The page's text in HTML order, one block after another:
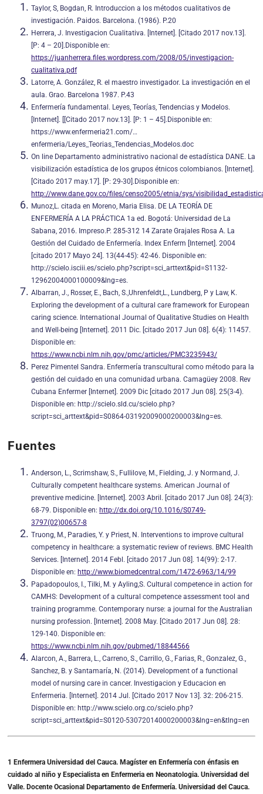
Taylor, S, Bogdan, R. Introduccion a los métodos cualitativos de
investigación. Paidos. Barcelona. (1986). P.20
Herrera, J. Investigacion Cualitativa. [Internet]. [Citado 2017 nov.13].
[P: 4 – 20].Disponible en:
https://juanherrera.files.wordpress.com/2008/05/investigacion-
cualitativa.pdf
Latorre, A. González, R. el maestro investigador. La investigación en el
aula. Grao. Barcelona 1987. P.43
Enfermería fundamental. Leyes, Teorías, Tendencias y Modelos.
[Internet]. [[Citado 2017 nov.13]. [P: 1 – 45].Disponible en:
https://www.enfermeria21.com/…
enfermeria/Leyes_Teorias_Tendencias_Modelos.doc
On line Departamento administrativo nacional de estadística DANE. La
visibilización estadística de los grupos étnicos colombianos. [Internet].
[Citado 2017 may.17]. [P: 29-30].Disponible en:
http://www.dane.gov.co/files/censo2005/etnia/sys/
Munoz,L. citada en Moreno, Maria Elisa. DE LA TEORÍA DE
ENFERMERÍA A LA PRÁCTICA 1a ed. Bogotá: Universidad de La
Sabana, 2016. Impreso.P. 285-312 14 Zarate Grajales Rosa A. La
Gestión del Cuidado de Enfermería. Index Enferm [Internet]. 2004
[citado 2017 Mayo 24]. 13(44-45): 42-46. Disponible en:
http://scielo.isciii.es/scielo.php?script=sci_arttext&pid=S1132-
12962004000100009&lng=es.
Albarran, J., Rosser, E., Bach, S.,Uhrenfeldt,L., Lundberg, P y Law, K.
Exploring the development of a cultural care framework for European
caring science. International Journal of Qualitative Studies on Health
and Well-being [Internet]. 2011 Dic. [citado 2017 Jun 08]. 6(4): 11457.
Disponible en:
https://www.ncbi.nlm.nih.gov/pmc/articles/PMC3235943/
Perez Pimentel Sandra. Enfermería transcultural como método para la
gestión del cuidado en una comunidad urbana. Camagüey 2008. Rev
Cubana Enfermer [Internet]. 2009 Dic [citado 2017 Jun 08]. 25(3-4).
Disponible en: http://scielo.sld.cu/scielo.php?
script=sci_arttext&pid=S0864-03192009000200003&lng=es.
Fuentes
Anderson, L., Scrimshaw, S., Fullilove, M., Fielding, J. y Normand, J.
Culturally competent healthcare systems. American Journal of
preventive medicine. [Internet]. 2003 Abril. [citado 2017 Jun 08]. 24(3):
68-79. Disponible en: http://dx.doi.org/10.1016/S0749-
3797(02)00657-8
Truong, M., Paradies, Y. y Priest, N. Interventions to improve cultural
competency in healthcare: a systematic review of reviews. BMC Health
Services. [Internet]. 2014 Febl. [citado 2017 Jun 08]. 14(99): 2-17.
Disponible en: http://www.biomedcentral.com/1472-6963/14/99
Papadopoulos, I., Tilki, M. y Ayling,S. Cultural competence in action for
CAMHS: Development of a cultural competence assessment tool and
training programme. Contemporary nurse: a journal for the Australian
nursing profession. [Internet]. 2008 May. [Citado 2017 Jun 08]. 28:
129-140. Disponible en:
https://www.ncbi.nlm.nih.gov/pubmed/18844566
Alarcon, A., Barrera, L., Carreno, S., Carrillo, G., Farias, R., Gonzalez, G.,
Sanchez, B. y Santamaría, N. (2014). Development of a functional
model of nursing care in cancer. Investigacion y Educacion en
Enfermeria. [Internet]. 2014 Jul. [Citado 2017 Nov 13]. 32: 206-215.
Disponible en: http://www.scielo.org.co/scielo.php?
script=sci_arttext&pid=S0120-53072014000200003&lng=en&tlng=en
1 Enfermera Universidad del Cauca. Magíster en Enfermería con énfasis en
cuidado al niño y Especialista en Enfermeria en Neonatologia. Universidad del
Valle. Docente Ocasional Departamento de Enfermería. Universidad del Cauca.